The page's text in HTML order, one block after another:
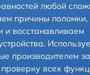
любой
причины
и восстанавливаем
производителем
всех